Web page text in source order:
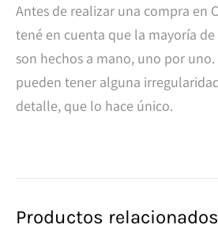
Antes de realizar una compra en
tené en cuenta que la mayoría
son hechos a mano, uno por uno.
pueden tener alguna
detalle, que lo hace único.
Productos relacionados